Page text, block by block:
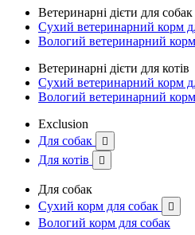
Ветеринарні дієти для собак
Сухий ветеринарний корм
Вологий ветеринарний
Ветеринарні дієти для котів
Сухий ветеринарний корм
Вологий ветеринарний корм
Exclusion
Для собак

Для котів 
Для собак
Сухий корм для собак

Вологий корм для собак